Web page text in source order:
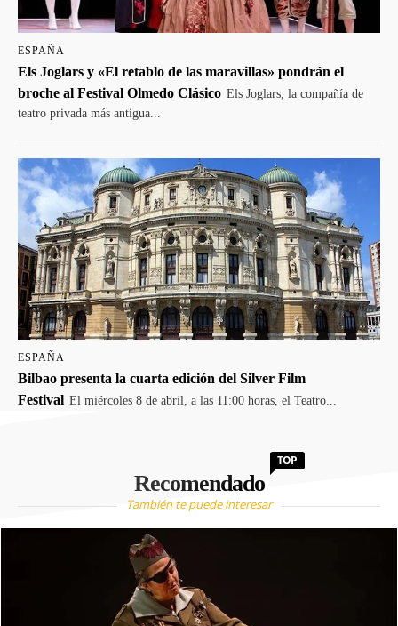
ESPAÑA
Els Joglars y «El retablo de las maravillas» pondrán el
broche al Festival Olmedo Clásico Els Joglars, la compañía de
teatro privada más antigua...
ESPAÑA
Bilbao presenta la cuarta edición del Silver Film
Festival El miércoles 8 de abril, a las 11:00 horas, el Teatro...
Recomendado
TOP
También te puede interesar